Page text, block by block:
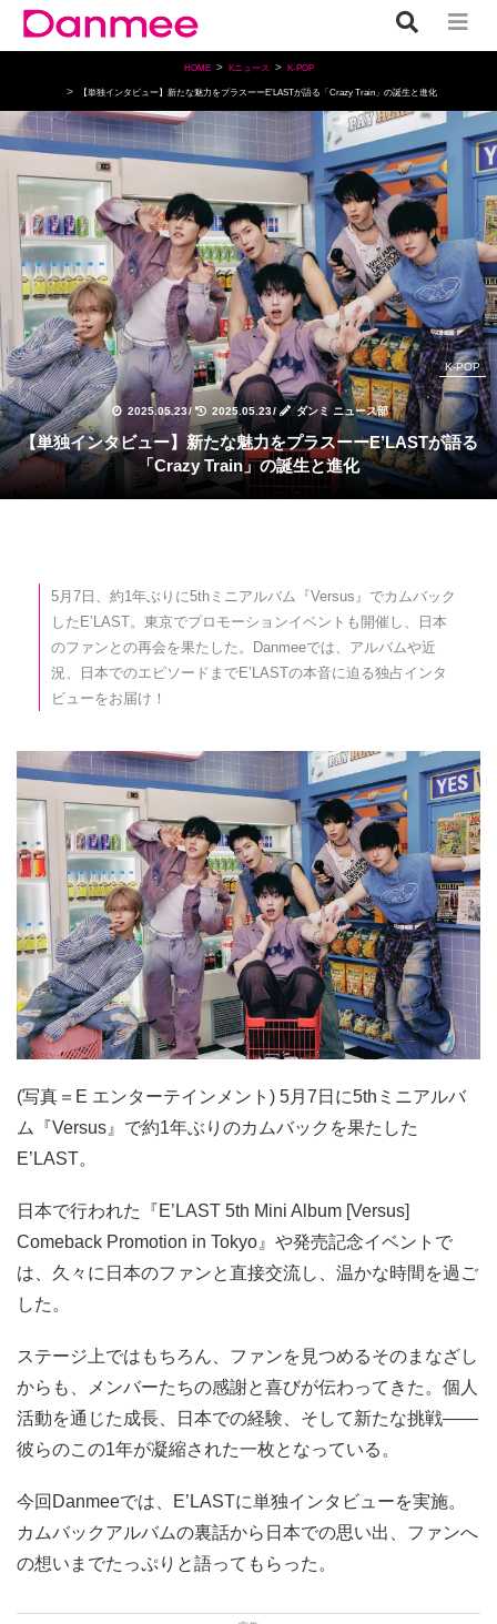
HOME Kニュース K-POP
【単独インタビュー】新たな魅力をプラスーーE’LASTが語る「Crazy Train」の誕生と進化
2025.05.23/ 2025.05.23/ ダンミ ニュース部
K-POP
【単独インタビュー】新たな魅力をプラスーーE’LASTが語る
「Crazy Train」の誕生と進化
5月7日、約1年ぶりに5thミニアルバム『Versus』でカムバック
したE’LAST。東京でプロモーションイベントも開催し、日本
のファンとの再会を果たした。Danmeeでは、アルバムや近
況、日本でのエピソードまでE’LASTの本音に迫る独占インタ
ビューをお届け！
(写真＝E エンターテインメント) 5月7日に5thミニアルバ
ム『Versus』で約1年ぶりのカムバックを果たした
E’LAST。
日本で行われた『E’LAST 5th Mini Album [Versus]
Comeback Promotion in Tokyo』や発売記念イベントで
は、久々に日本のファンと直接交流し、温かな時間を過ご
した。
ステージ上ではもちろん、ファンを見つめるそのまなざし
からも、メンバーたちの感謝と喜びが伝わってきた。個人
活動を通じた成長、日本での経験、そして新たな挑戦——
彼らのこの1年が凝縮された一枚となっている。
今回Danmeeでは、E’LASTに単独インタビューを実施。
カムバックアルバムの裏話から日本での思い出、ファンへ
の想いまでたっぷりと語ってもらった。